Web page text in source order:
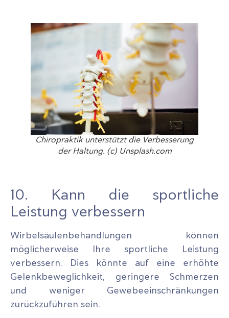
Chiropraktik unterstützt die Verbesserung
der Haltung. (c) Unsplash.com
10. Kann die sportliche
Leistung verbessern
Wirbelsäulenbehandlungen können
möglicherweise Ihre sportliche Leistung
verbessern. Dies könnte auf eine erhöhte
Gelenkbeweglichkeit, geringere Schmerzen
und weniger Gewebeeinschränkungen
zurückzuführen sein.